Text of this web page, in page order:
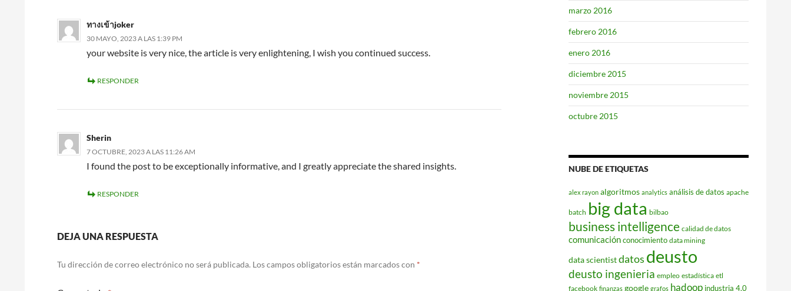
ทางเข้าjoker
30 MAYO, 2023 A LAS 1:39 PM
your website is very nice, the article is very enlightening, I wish you continued success.
RESPONDER
Sherin
7 OCTUBRE, 2023 A LAS 11:26 AM
I found the post to be exceptionally informative, and I greatly appreciate the shared insights.
RESPONDER
DEJA UNA RESPUESTA
Tu dirección de correo electrónico no será publicada. Los campos obligatorios están marcados con *
marzo 2016
febrero 2016
enero 2016
diciembre 2015
noviembre 2015
octubre 2015
NUBE DE ETIQUETAS
alex rayon algoritmos analytics análisis de datos apache
batch big data bilbao
business intelligence calidad de datos
comunicaciónconocimiento data mining
data scientistdatos deusto
deusto ingenieria empleo estadística etl
facebook finanzas google grafos hadoop industria 4.0